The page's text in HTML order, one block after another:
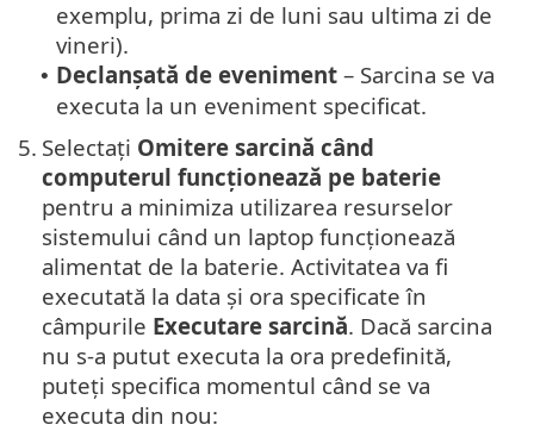
exemplu, prima zi de luni sau ultima zi de
vineri).
• Declanșată de eveniment – Sarcina se va
executa la un eveniment specificat.
5. Selectați Omitere sarcină când
computerul funcționează pe baterie
pentru a minimiza utilizarea resurselor
sistemului când un laptop funcționează
alimentat de la baterie. Activitatea va fi
executată la data și ora specificate în
câmpurile Executare sarcină. Dacă sarcina
nu s-a putut executa la ora predefinită,
puteți specifica momentul când se va
executa din nou: